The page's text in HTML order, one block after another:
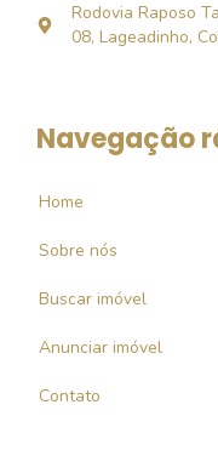
Rodovia Raposo
08, Lageadinho,
Navegação
Home
Sobre nós
Buscar imóvel
Anunciar imóvel
Contato